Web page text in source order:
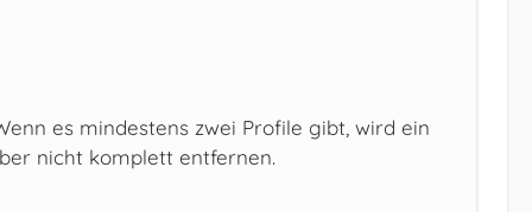
es mindestens zwei Profile gibt, wird ein
nicht komplett entfernen.